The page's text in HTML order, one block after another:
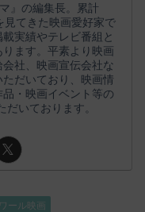
』の編集長。累計
見てきた映画愛好家で
実績やテレビ番組と
ます。平素より映画
社、映画宣伝会社な
だいており、映画情
・映画イベント等の
いております。
ール映画